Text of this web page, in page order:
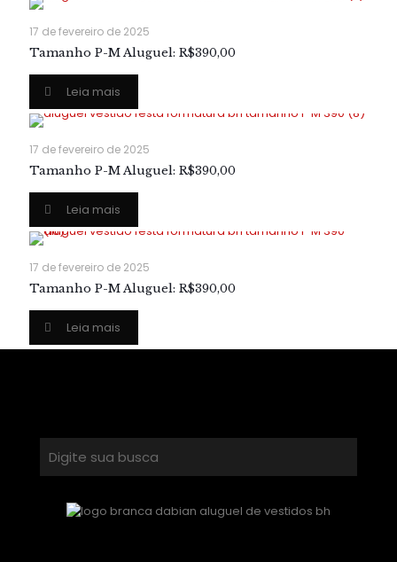
17 de fevereiro de 2025
Tamanho P-M Aluguel: R$390,00
Leia mais
17 de fevereiro de 2025
Tamanho P-M Aluguel: R$390,00
Leia mais
17 de fevereiro de 2025
Tamanho P-M Aluguel: R$390,00
Leia mais